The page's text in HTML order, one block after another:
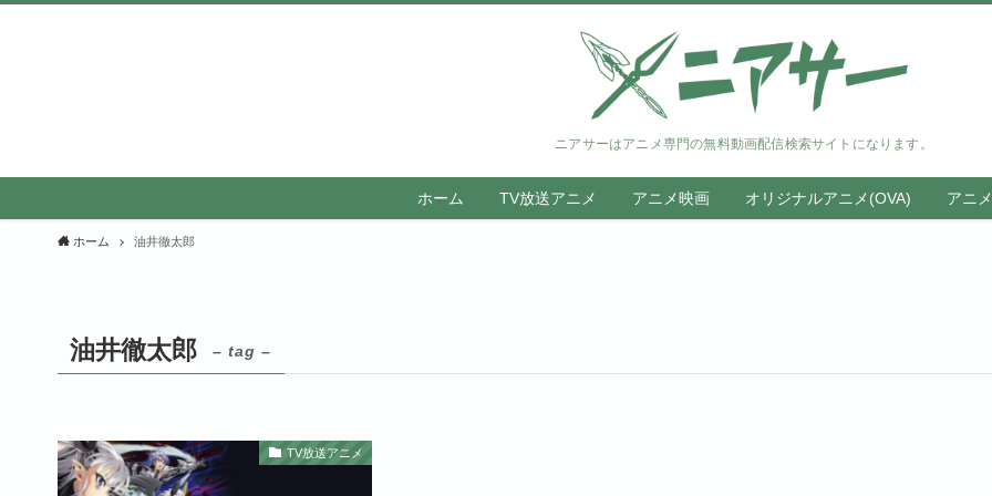
ニアサーはアニメ専門の無料動画配信検索サイトになります。
ホーム TV放送アニメ アニメ映画 オリジナルアニメ(OVA) アニ
ホーム 油井徹太郎
油井徹太郎 – tag –
TV放送アニメ